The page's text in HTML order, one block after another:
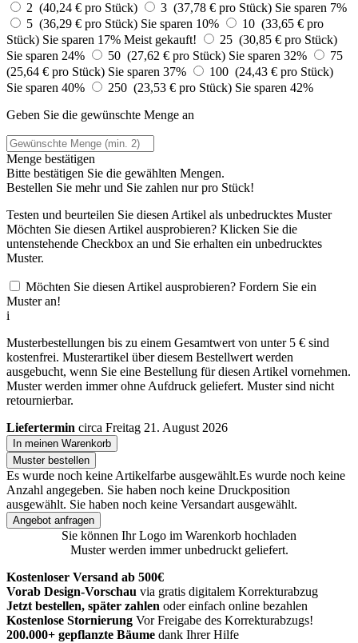
2 (40,24 € pro Stück)
3 (37,78 € pro Stück) Sie sparen 7%
5 (36,29 € pro Stück) Sie sparen 10%
10 (33,65 € pro
Stück) Sie sparen 17% Meist gekauft!
25 (30,85 € pro Stück)
Sie sparen 24%
50 (27,62 € pro Stück) Sie sparen 32%
75
(25,64 € pro Stück) Sie sparen 37%
100 (24,43 € pro Stück)
Sie sparen 40%
250 (23,53 € pro Stück) Sie sparen 42%
Geben Sie die gewünschte Menge an
Menge bestätigen
Bitte bestätigen Sie die gewählten Mengen.
Bestellen Sie mehr und Sie zahlen nurpro Stück!
Testen und beurteilen Sie diesen Artikel als unbedrucktes Muster
Möchten Sie diesen Artikel ausprobieren? Klicken Sie die
untenstehende Checkbox an und Sie erhalten ein unbedrucktes
Muster.
Möchten Sie diesen Artikel ausprobieren? Fordern Sie ein
Muster an!
i
Musterbestellungen bis zu einem Gesamtwert von unter 5 € sind
kostenfrei. Musterartikel über diesem Bestellwert werden
ausgebucht, wenn Sie eine Bestellung für diesen Artikel vornehmen.
Muster werden immer ohne Aufdruck geliefert. Muster sind nicht
retournierbar.
Liefertermin circa Freitag 21. August 2026
In meinen Warenkorb
Muster bestellen
Es wurde noch keine Artikelfarbe ausgewählt.Es wurde noch keine
Anzahl angegeben. Sie haben noch keine Druckposition
ausgewählt. Sie haben noch keine Versandart ausgewählt.
Angebot anfragen
Sie können Ihr Logo im Warenkorb hochladen
Muster werden immer unbedruckt geliefert.
Kostenloser Versand ab 500€
Vorab Design-Vorschau via gratis digitalem Korrekturabzug
Jetzt bestellen, später zahlen oder einfach online bezahlen
Kostenlose Stornierung Vor Freigabe des Korrekturabzugs!
200.000+ gepflanzte Bäume dank Ihrer Hilfe